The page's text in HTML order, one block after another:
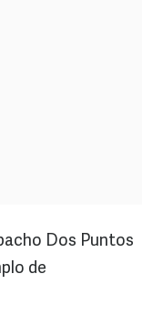
Dos Puntos
de